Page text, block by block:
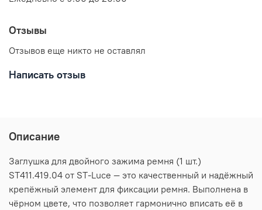
Отзывы
Отзывов еще никто не оставлял
Написать отзыв
Описание
Заглушка для двойного зажима ремня (1 шт.)
ST411.419.04 от ST-Luce — это качественный и надёжный
крепёжный элемент для фиксации ремня. Выполнена в
чёрном цвете, что позволяет гармонично вписать её в